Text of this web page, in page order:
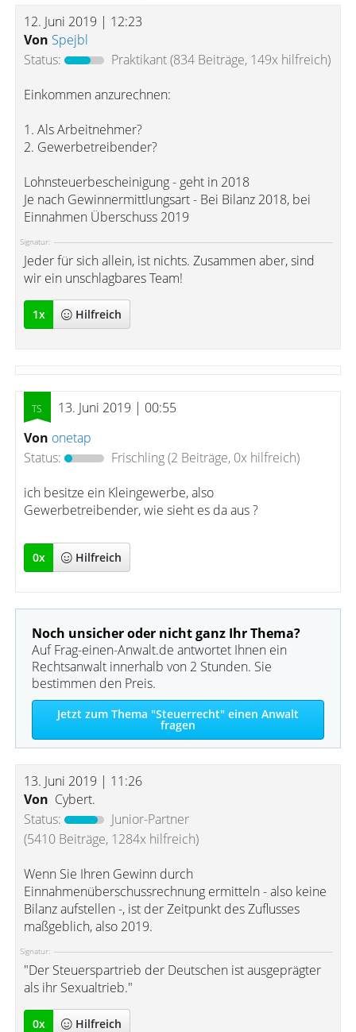
12. Juni 2019 | 12:23
Von Spejbl
Status:
Praktikant(834 Beiträge, 149x hilfreich)
Einkommen anzurechnen:
1. Als Arbeitnehmer?
2. Gewerbetreibender?
Lohnsteuerbescheinigung - geht in 2018
Je nach Gewinnermittlungsart - Bei Bilanz 2018, bei
Einnahmen Überschuss 2019
Signatur:
Jeder für sich allein, ist nichts. Zusammen aber, sind
wir ein unschlagbares Team!
1x Hilfreich
13. Juni 2019 | 00:55
Von onetap
Status:
Frischling(2 Beiträge, 0x hilfreich)
ich besitze ein Kleingewerbe, also
Gewerbetreibender, wie sieht es da aus ?
0x Hilfreich
Noch unsicher oder nicht ganz Ihr Thema?
Auf Frag-einen-Anwalt.de antwortet Ihnen ein
Rechtsanwalt innerhalb von 2 Stunden. Sie
bestimmen den Preis.
Jetzt zum Thema "Steuerrecht" einen Anwalt
fragen
13. Juni 2019 | 11:26
Von Cybert.
Status:
Junior-Partner
(5410 Beiträge, 1284x hilfreich)
Wenn Sie Ihren Gewinn durch
Einnahmenüberschussrechnung ermitteln - also keine
Bilanz aufstellen -, ist der Zeitpunkt des Zuflusses
maßgeblich, also 2019.
Signatur:
"Der Steuerspartrieb der Deutschen ist ausgeprägter
als ihr Sexualtrieb."
0x Hilfreich